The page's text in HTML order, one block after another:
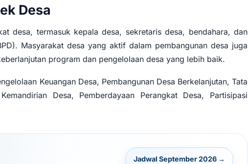
Desa
desa, termasuk kepala desa, sekretaris desa, bendahara, dan
Masyarakat desa yang aktif dalam pembangunan desa juga
program dan pengelolaan desa yang lebih baik.
Keuangan Desa, Pembangunan Desa Berkelanjutan, Tata
Desa, Pemberdayaan Perangkat Desa, Partisipasi
Jadwal September 2026 →